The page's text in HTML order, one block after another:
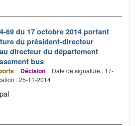
69 du 17 octobre 2014 portant
du président-directeur
directeur du département
bus
Décision
Date de signature : 17-
: 25-11-2014